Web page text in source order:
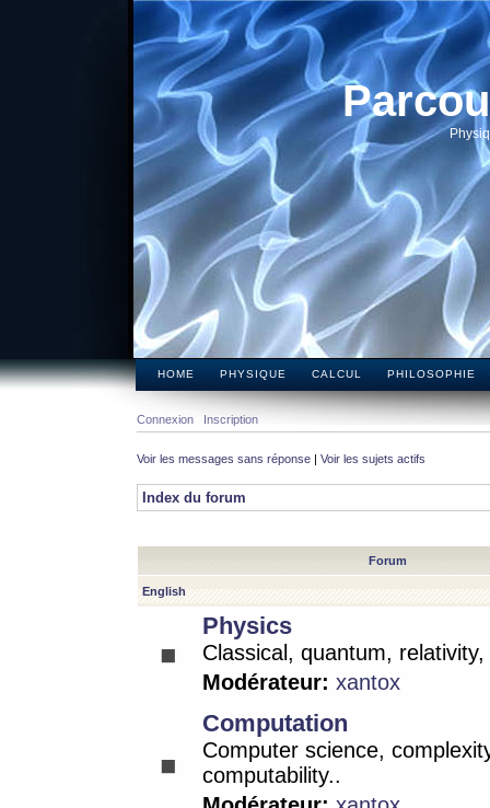
HOME PHYSIQUE CALCUL PHILOSOPHIE
Connexion Inscription
Voir les messages sans réponse | Voir les sujets actifs
Index du forum
Forum
English
Physics
Classical, quantum,
Modérateur: xantox
Computation
Computer science,
computability..